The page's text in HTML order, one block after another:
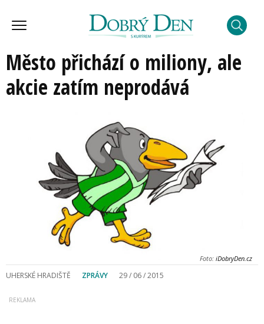
Město přichází o miliony, ale
akcie zatím neprodává
Foto: iDobryDen.cz
UHERSKÉ HRADIŠTĚ ZPRÁVY 29 / 06 / 2015